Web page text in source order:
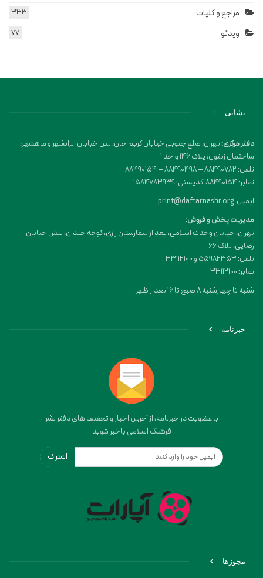
مراجع و کلیات 333
ویدئو 77
نشانی
دفتر مرکزی:تهران، ضلع جنوبی خیابان کریم خان، بین خیابان ایرانشهر و ماهشهر،
ساختمان زیتون، پلاک 146 واحد 1
تلفن: 88490782 – 88490498 – 88490154
نمابر: 88490154 کدپستی: 1584783939
ایمیل: print@daftarnashr.org
مدیریت پخش و فروش:
تهران، خیابان وحدت اسلامی، بعد از بیمارستان رازی، کوچه خندان، نبش خیابان
رضایی، پلاک ۶۶
تلفن: 55982353 و 33112100
نمابر: 33112100
شنبه تا چهارشنبه 8 صبح تا 16 بعداز ظهر
خبرنامه
با عضویت در خبرنامه، از آخرین اخبار و تخفیف های دفتر نشر
فرهنگ اسلامی باخبر شوید
اشتراک
مجوزها